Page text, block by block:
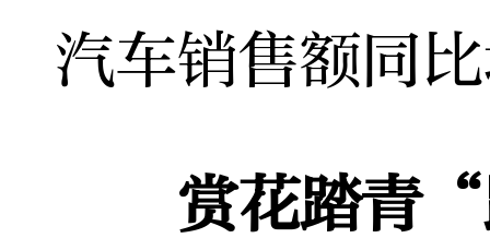
汽车销售额同
赏花踏青“